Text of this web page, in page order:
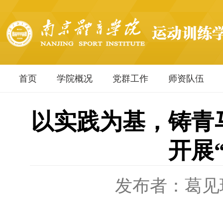
首页 学院概况 党群工作 师资队伍
以实践为基，铸
开展
发布者：葛